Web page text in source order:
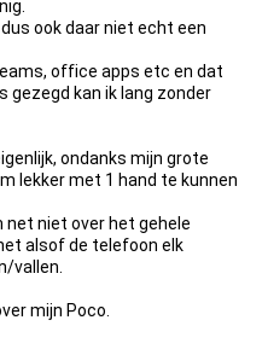
ook daar niet echt een
office apps etc en dat
gezegd kan ik lang zonder
ondanks mijn grote
lekker met 1 hand te kunnen
net niet over het gehele
alsof de telefoon elk
vallen.
mijn Poco.